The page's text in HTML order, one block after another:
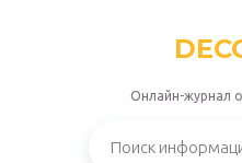
Онлайн-журнал